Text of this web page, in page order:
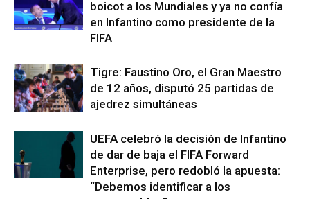
boicot a los Mundiales y ya no confía
en Infantino como presidente de la
FIFA
Tigre: Faustino Oro, el Gran Maestro
de 12 años, disputó 25 partidas de
ajedrez simultáneas
UEFA celebró la decisión de Infantino
de dar de baja el FIFA Forward
Enterprise, pero redobló la apuesta:
“Debemos identificar a los